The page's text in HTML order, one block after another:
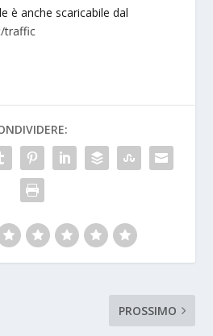
è anche scaricabile dal
traffic
PROSSIMO